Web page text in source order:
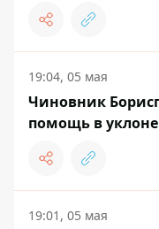
19:04, 05 мая
Чиновник
помощь в
19:01, 05 мая